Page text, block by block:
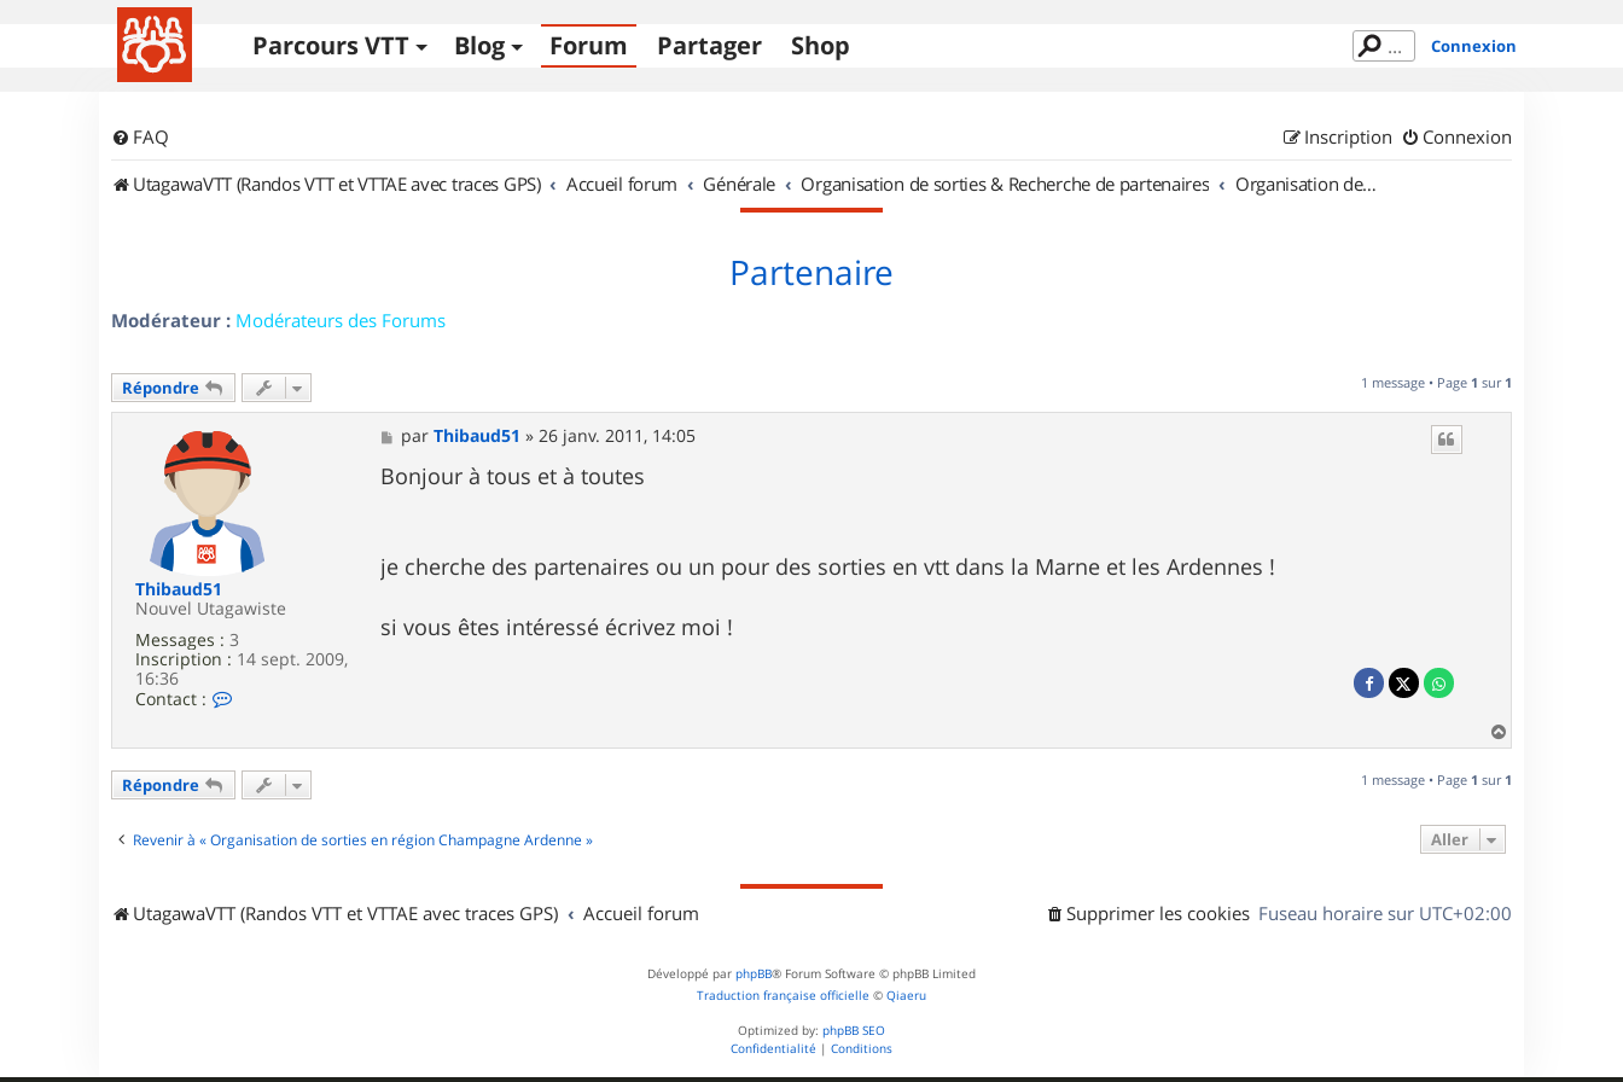
Parcours VTT Blog Forum Partager Shop Connexion
FAQ Connexion
Inscription
UtagawaVTT (Randos VTT et VTTAE avec traces GPS)
Accueil forum Générale Organisation de sorties & Recherche de partenaires Organisation de sorties en région Champagne Ardenne
Partenaire
Modérateur : Modérateurs des Forums
Répondre 1 message • Page 1 sur 1
Thibaud51
Nouvel Utagawiste
Messages : 3
Inscription : 14 sept. 2009,
16:36
Contact :
t
a
c
e
r
i
b
M
e
s
s
parThibaud51 »26 janv. 2011, 14:05
Bonjour à tous et à toutes
je cherche des partenaires ou un pour des sorties en vtt dans la Marne et les Ardennes !
si vous êtes intéressé écrivez moi !
a
t
Répondre 1 message • Page 1 sur 1
Revenir à « Organisation de sorties en région Champagne Ardenne » Aller
UtagawaVTT (Randos VTT et VTTAE avec traces GPS) Accueil forum Fuseau horaire sur UTC+02:00
Supprimer les cookies
Développé par phpBB® Forum Software © phpBB Limited
Traduction française officielle © Qiaeru
Optimized by: phpBB SEO
Confidentialité | Conditions